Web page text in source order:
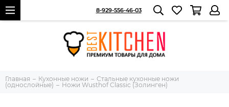
8-929-556-46-03
Главная Кухонные ножи
Стальные кухонные ножи
(однослойные)
Ножи Wusthof Classic (Золинген)